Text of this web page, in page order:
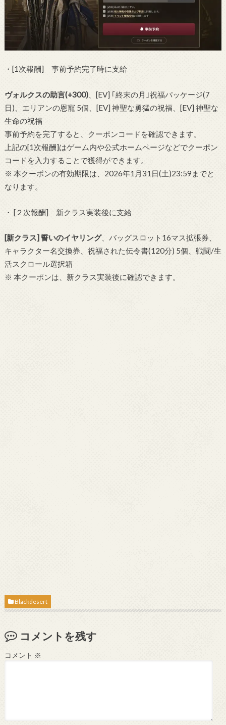
・[1次報酬] 事前予約完了時に支給
ヴォルクスの助言(+300)、[EV] ｢終末の月｣祝福パッケージ(7
日)、エリアンの恩寵 5個、[EV] 神聖な勇猛の祝福、[EV] 神聖な
生命の祝福
事前予約を完了すると、クーポンコードを確認できます。
上記の[1次報酬]はゲーム内や公式ホームページなどでクーポン
コードを入力することで獲得ができます。
※ 本クーポンの有効期限は、2026年1月31日(土)23:59までと
なります。
・ [２次報酬] 新クラス実装後に支給
[新クラス] 誓いのイヤリング、バッグスロット16マス拡張券、
キャラクター名交換券、祝福された伝令書(120分) 5個、戦闘/生
活スクロール選択箱
※ 本クーポンは、新クラス実装後に確認できます。
Blackdesert
コメントを残す
コメント ※